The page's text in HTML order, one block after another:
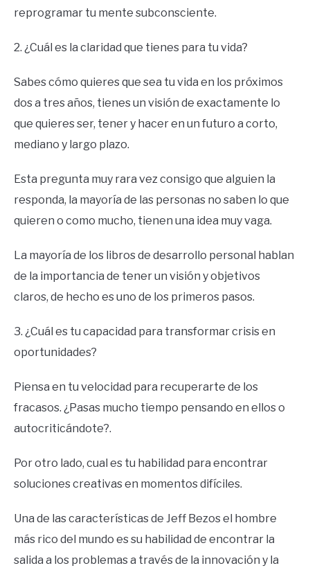
reprogramar tu mente subconsciente.
2. ¿Cuál es la claridad que tienes para tu vida?
Sabes cómo quieres que sea tu vida en los próximos
dos a tres años, tienes un visión de exactamente lo
que quieres ser, tener y hacer en un futuro a corto,
mediano y largo plazo.
Esta pregunta muy rara vez consigo que alguien la
responda, la mayoría de las personas no saben lo que
quieren o como mucho, tienen una idea muy vaga.
La mayoría de los libros de desarrollo personal hablan
de la importancia de tener un visión y objetivos
claros, de hecho es uno de los primeros pasos.
3. ¿Cuál es tu capacidad para transformar crisis en
oportunidades?
Piensa en tu velocidad para recuperarte de los
fracasos. ¿Pasas mucho tiempo pensando en ellos o
autocriticándote?.
Por otro lado, cual es tu habilidad para encontrar
soluciones creativas en momentos difíciles.
Una de las características de Jeff Bezos el hombre
más rico del mundo es su habilidad de encontrar la
salida a los problemas a través de la innovación y la